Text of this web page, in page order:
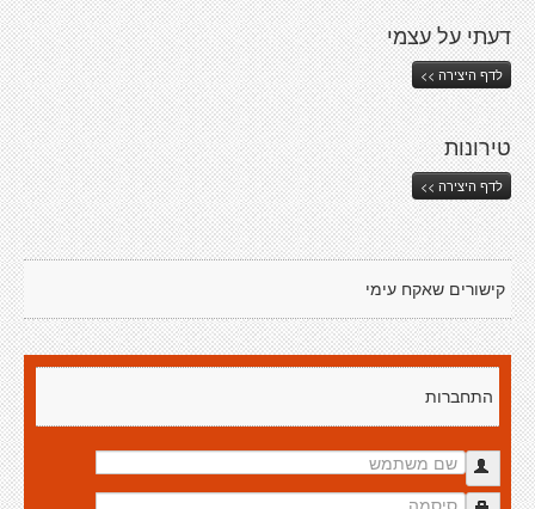
דעתי על עצמי
לדף היצירה >>
טירונות
לדף היצירה >>
קישורים שאקח עימי
התחברות